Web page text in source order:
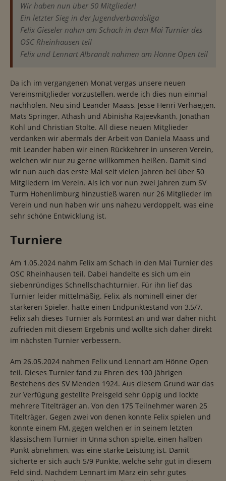
Wir haben nun über 50 Mitglieder!
Ein letzter Sieg in der Jugendverbandsliga
Felix Gieseler nahm am Schach in dem Mai Turnier des
OSC Rheinhausen teil
Felix und Lennart Albrandt nahmen am Hönne Open teil
Da ich im vergangenen Monat vergas unsere neuen
Vereinsmitglieder vorzustellen, werde ich dies nun einmal
nachholen. Neu sind Leander Maass, Jesse Henri Verhaegen,
Mats Springer, Athash und Abinisha Rajeevkanth, Jonathan
Kohl und Christian Stolte. All diese neuen Mitglieder
verdanken wir abermals der Arbeit von Daniela Maass und
mit Leander haben wir einen Rückkehrer in unseren Verein,
welchen wir nur zu gerne willkommen heißen. Damit sind
wir nun auch das erste Mal seit vielen Jahren bei über 50
Mitgliedern im Verein. Als ich vor nun zwei Jahren zum SV
Turm Hohenlimburg hinzustieß waren nur 26 Mitglieder im
Verein und nun haben wir uns nahezu verdoppelt, was eine
sehr schöne Entwicklung ist.
Turniere
Am 1.05.2024 nahm Felix am Schach in den Mai Turnier des
OSC Rheinhausen teil. Dabei handelte es sich um ein
siebenründiges Schnellschachturnier. Für ihn lief das
Turnier leider mittelmäßig. Felix, als nominell einer der
stärkeren Spieler, hatte einen Endpunktestand von 3,5/7.
Felix sah dieses Turnier als Formtest an und war daher nicht
zufrieden mit diesem Ergebnis und wollte sich daher direkt
im nächsten Turnier verbessern.
Am 26.05.2024 nahmen Felix und Lennart am Hönne Open
teil. Dieses Turnier fand zu Ehren des 100 Jährigen
Bestehens des SV Menden 1924. Aus diesem Grund war das
zur Verfügung gestellte Preisgeld sehr üppig und lockte
mehrere Titelträger an. Von den 175 Teilnehmer waren 25
Titelträger. Gegen zwei von denen konnte Felix spielen und
konnte einem FM, gegen welchen er in seinem letzten
klassischem Turnier in Unna schon spielte, einen halben
Punkt abnehmen, was eine starke Leistung ist. Damit
sicherte er sich auch 5/9 Punkte, welche sehr gut in diesem
Feld sind. Nachdem Lennart im März ein sehr gutes